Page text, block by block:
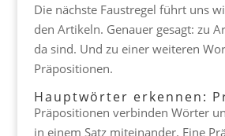
Die nächste Faustregel führt uns
den Artikeln. Genauer gesagt: zu
da sind. Und zu einer weiteren
Präpositionen.
Hauptwörter erkennen:
Präpositionen verbinden Wörter
in einem Satz miteinander. Eine